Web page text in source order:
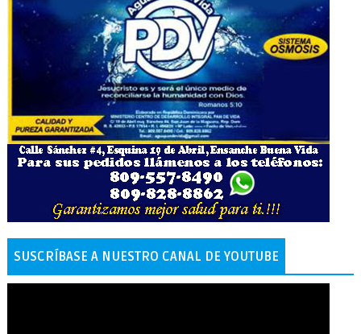
SUSCRÍBASE A NUESTRO CANAL DE YOUTUBE